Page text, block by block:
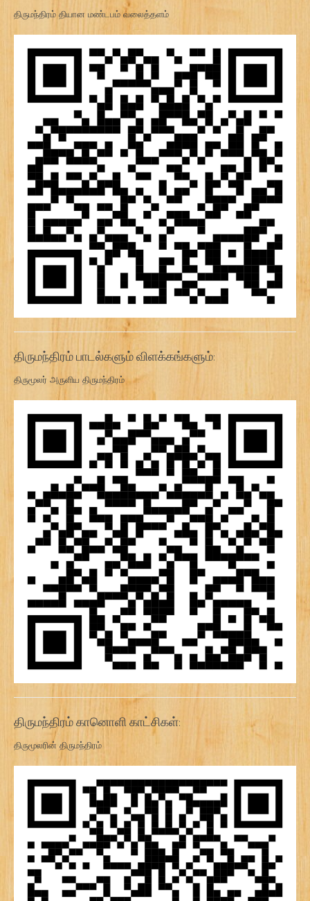
திருமந்திரம் தியான மண்டபம் வலைத்தளம்
திருமந்திரம் பாடல்களும் விளக்கங்களும்:
திருமூலர் அருளிய திருமந்திரம்
திருமந்திரம் கானொளி காட்சிகள்:
திருமூலரின் திருமந்திரம்